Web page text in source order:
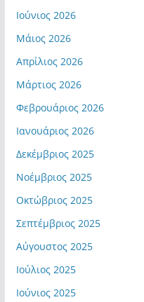
Ιούνιος 2026
Μάιος 2026
Απρίλιος 2026
Μάρτιος 2026
Φεβρουάριος 2026
Ιανουάριος 2026
Δεκέμβριος 2025
Νοέμβριος 2025
Οκτώβριος 2025
Σεπτέμβριος 2025
Αύγουστος 2025
Ιούλιος 2025
Ιούνιος 2025